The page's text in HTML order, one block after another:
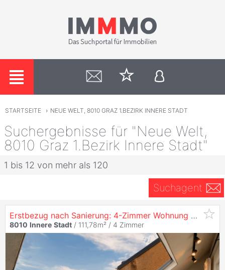
STARTSEITE › NEUE WELT, 8010 GRAZ 1.BEZIRK INNERE STADT
Suchergebnisse für "Neue Welt,
8010 Graz 1.Bezirk Innere Stadt"
1 bis 12 von mehr als 120
Suchagent
Erstbezug nach Sanierung: 4-Zimmer Wohnung unweit TU
8010 Innere Stadt / 111,78m² / 4 Zimmer